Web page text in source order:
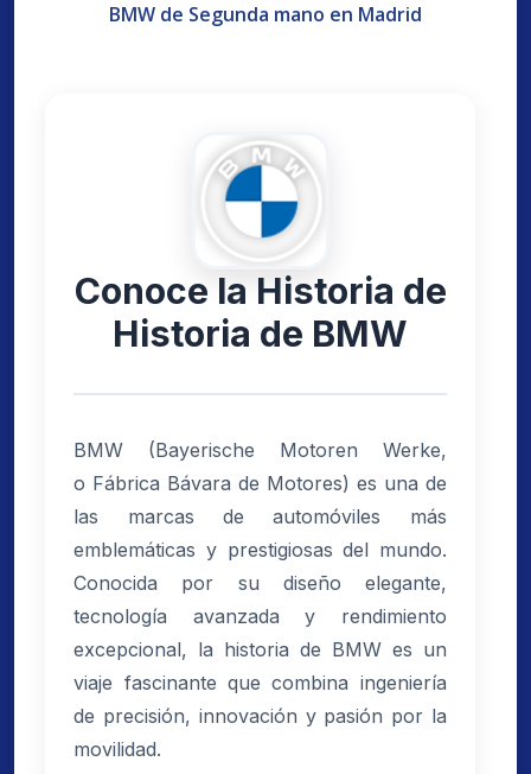
BMW de Segunda mano en Madrid
Conoce la Historia de
Historia de BMW
BMW (Bayerische Motoren Werke,
o Fábrica Bávara de Motores) es una de
las marcas de automóviles más
emblemáticas y prestigiosas del mundo.
Conocida por su diseño elegante,
tecnología avanzada y rendimiento
excepcional, la historia de BMW es un
viaje fascinante que combina ingeniería
de precisión, innovación y pasión por la
movilidad.